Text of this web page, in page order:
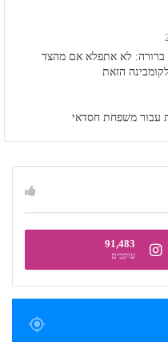
ברורה: לא אתפלא אם מהצד
הזאת
עבור משפחת חסדאי
91,483
עוקבים